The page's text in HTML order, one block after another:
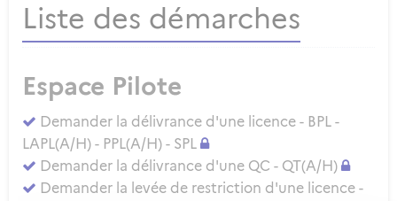
Liste des démarches
Espace Pilote
Demander la délivrance d'une licence - BPL -
LAPL(A/H) - PPL(A/H) - SPL
Demander la délivrance d'une QC - QT(A/H)
Demander la levée de restriction d'une licence -